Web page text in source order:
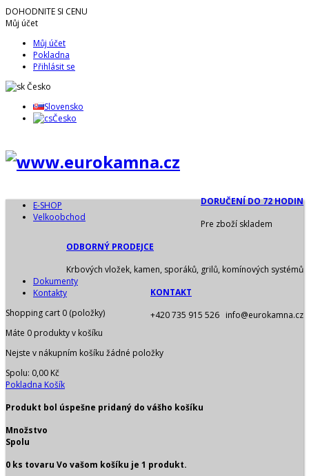
DOHODNITE SI CENU
Můj účet
Můj účet
Pokladna
Přihlásit se
Česko
Slovensko
Česko
DORUČENÍ DO 72 HODIN
Pre zboží skladem
ODBORNÝ PRODEJCE
Krbových vložek, kamen, sporáků, grilů, komínových systémů
KONTAKT
+420 735 915 526 info@eurokamna.cz
E-SHOP
Velkoobchod
Dokumenty
Kontakty
Shopping cart 0 (položky)
Máte 0 produkty v košíku
Nejste v nákupním košíku žádné položky
Spolu: 0,00 Kč
Pokladna Košík
Produkt bol úspešne pridaný do vášho košíku
Množstvo
Spolu
0 ks tovaru Vo vašom košíku je 1 produkt.